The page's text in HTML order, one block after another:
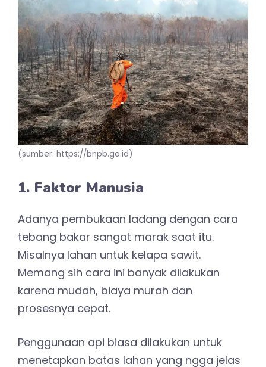
(sumber: https://bnpb.go.id)
1. Faktor Manusia
Adanya pembukaan ladang dengan cara
tebang bakar sangat marak saat itu.
Misalnya lahan untuk kelapa sawit.
Memang sih cara ini banyak dilakukan
karena mudah, biaya murah dan
prosesnya cepat.
Penggunaan api biasa dilakukan untuk
menetapkan batas lahan yang ngga jelas